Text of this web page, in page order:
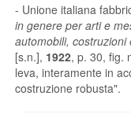
- Unione italiana
in genere per arti e
automobili,
[s.n.], 1922, p. 30, fig.
leva, interamente in
costruzione robusta".